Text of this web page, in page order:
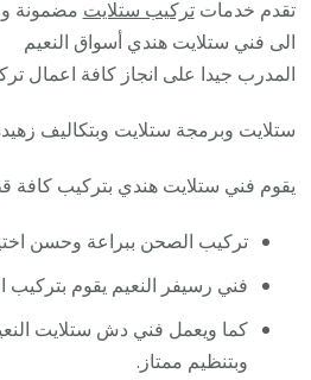
تقدم خدماتتركيب ستلايت مضمونة
الى فني ستلايت هندي أسواق النعيم
المدرب جيدا على انجاز كافة اعمال
ستلايت وبرمجة ستلايت وبتكاليف
يقوم فني ستلايت هندي بتركيب كافة
تركيب الصحن ببراعة وحسن
فني رسيفر النعيم يقوم بتركيب
كما ويعمل فني دش ستلايت
وبتنظيم ممتاز.